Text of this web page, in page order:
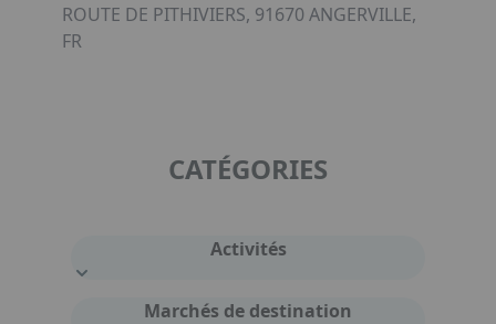
ROUTE DE PITHIVIERS, 91670 ANGERVILLE,
FR
CATÉGORIES
Activités
Marchés de destination